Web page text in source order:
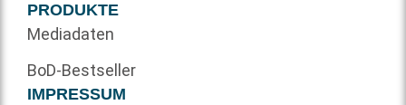
PRODUKTE
Mediadaten
BoD-Bestseller
IMPRESSUM